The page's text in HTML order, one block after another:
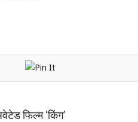
फिल्म ‘किंग’